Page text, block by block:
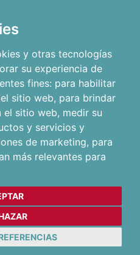
y otras tecnologías
su experiencia de
fines: para habilitar
sitio web, para brindar
el sitio web, medir su
y servicios y
de marketing, para
más relevantes para